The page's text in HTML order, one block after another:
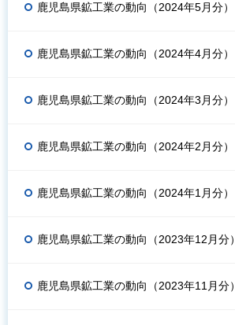
鹿児島県鉱工業の動向（2024年5月分）
鹿児島県鉱工業の動向（2024年4月分）
鹿児島県鉱工業の動向（2024年3月分）
鹿児島県鉱工業の動向（2024年2月分）
鹿児島県鉱工業の動向（2024年1月分）
鹿児島県鉱工業の動向（2023年12月分）
鹿児島県鉱工業の動向（2023年11月分）